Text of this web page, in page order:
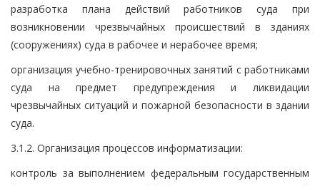
разработка плана действий работников суда при
возникновении чрезвычайных происшествий в зданиях
(сооружениях) суда в рабочее и нерабочее время;
организация учебно-тренировочных занятий с работниками
суда на предмет предупреждения и ликвидации
чрезвычайных ситуаций и пожарной безопасности в здании
суда.
3.1.2. Организация процессов информатизации:
контроль за выполнением федеральным государственным